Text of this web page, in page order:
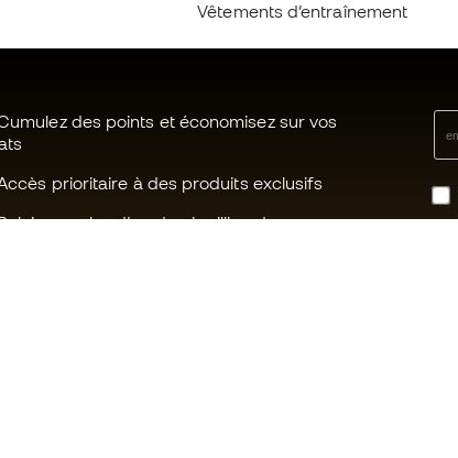
Vêtements d’entraînement
des points et économisez sur vos
prioritaire à des produits exclusifs
plus d’un demi-million de